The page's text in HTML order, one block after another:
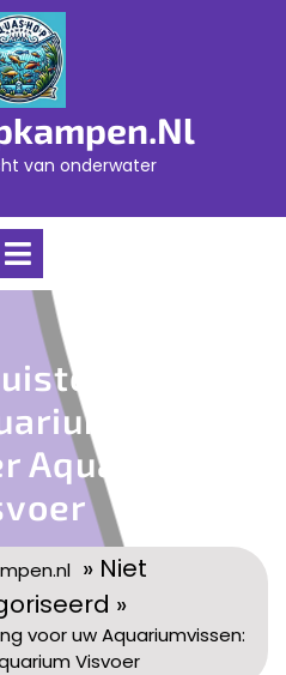
van onderwater
Open
Voeding
Aquarium
» Niet
»
voor uw Aquariumvissen:
Visvoer